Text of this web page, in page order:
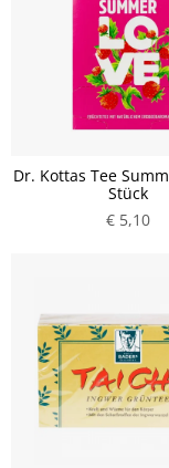
Dr. Kottas Tee
Stück
€ 5,10